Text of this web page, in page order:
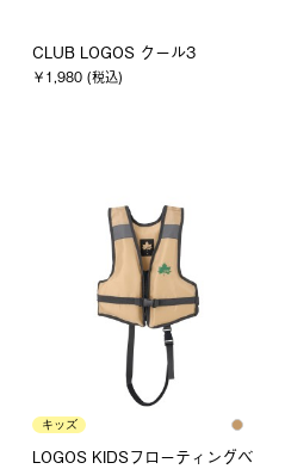
CLUB LOGOS クール3
￥1,980 (税込)
キッズ
LOGOS KIDSフローティングベ